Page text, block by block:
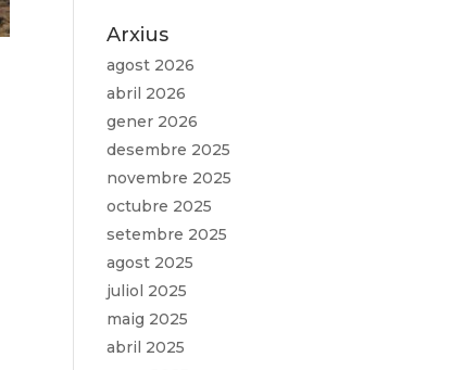
Arxius
agost 2026
abril 2026
gener 2026
desembre 2025
novembre 2025
octubre 2025
setembre 2025
agost 2025
juliol 2025
maig 2025
abril 2025